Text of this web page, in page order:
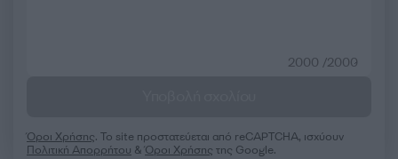
2000 /2000
Όροι Χρήσης. Το site προστατεύεται από reCAPTCHA, ισχύουν
Πολιτική Απορρήτου &Όροι Χρήσης της Google.